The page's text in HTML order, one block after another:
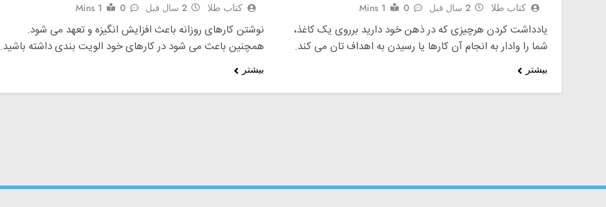
کتاب طلا 2 سال قبل 0
1 Mins
یادداشت کردن هرچیزی که در ذهن خود دارید برروی یک کاغذ،
شما را وادار به انجام آن کارها یا رسیدن به اهداف تان می کند.
بیشتر
کتاب طلا 2 سال قبل 0
1 Mins
نوشتن کارهای روزانه باعث افزایش انگیزه و تعهد می شود.
همچنین باعث می شود در کارهای خود الویت بندی داشته باشید.
بیشتر